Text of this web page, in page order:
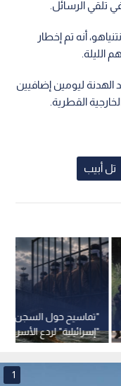
تلقي الرسائل.
أنه تم إخطار
الليلة.
الهدنة ليومين إضافيين
القطرية.
تل أبيب
"تماسيح حول السجن"..
"إسرائيلية" لردع الأسرى
وتدخلا قضائيا
1